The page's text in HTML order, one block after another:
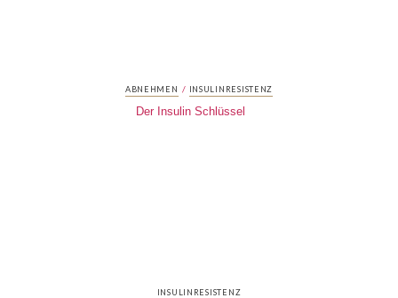
ABNEHMEN / INSULINRESISTENZ
Der Insulin Schlüssel
INSULINRESISTENZ